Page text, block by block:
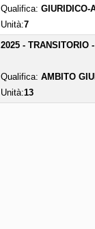
Qualifica: GIURIDICO-
Unità:7
2025 - TRANSITORIO
Qualifica: AMBITO
Unità:13